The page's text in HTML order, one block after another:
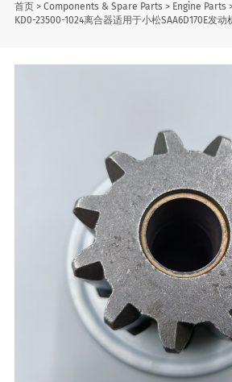
首页> Components & Spare Parts > Engine Parts
KD0-23500-1024离合器适用于小松SAA6D170E发动